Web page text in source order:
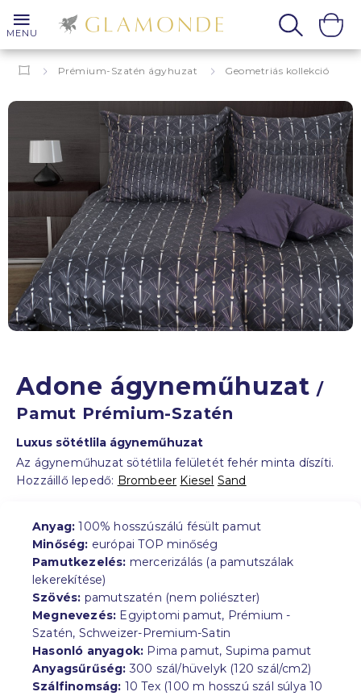
MENU
Prémium-Szatén ágyhuzat Geometriás kollekció
Grafika Adone
Adone ágyneműhuzat/
Pamut Prémium-Szatén
Luxus sötétlila ágyneműhuzat
Az ágyneműhuzat sötétlila felületét fehér minta díszíti.
Hozzáillő lepedő: Brombeer Kiesel Sand
Anyag: 100% hosszúszálú fésült pamut
Minőség: európai TOP minőség
Pamutkezelés: mercerizálás (a pamutszálak
lekerekítése)
Szövés: pamutszatén (nem poliészter)
Megnevezés: Egyiptomi pamut, Prémium -
Szatén, Schweizer-Premium-Satin
Hasonló anyagok: Pima pamut, Supima pamut
Anyagsűrűség: 300 szál/hüvelyk (120 szál/cm2)
Szálfinomság: 10 Tex (100 m hosszú szál súlya 10